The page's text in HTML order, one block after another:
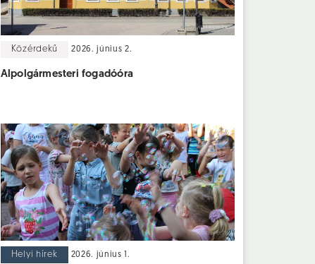
Közérdekű 2026. június 2.
Alpolgármesteri fogadóóra
Helyi hírek 2026. június 1.